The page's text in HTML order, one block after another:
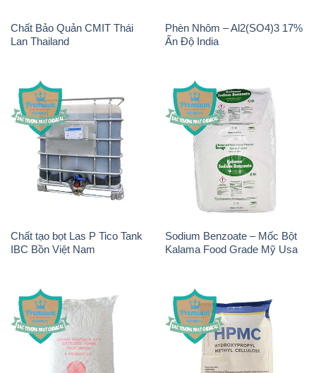
Chất Bảo Quản CMIT Thái
Lan Thailand
Phèn Nhôm – Al2(SO4)3 17%
Ấn Độ India
Chất tạo bọt Las P Tico Tank
IBC Bồn Việt Nam
Sodium Benzoate – Mốc Bột
Kalama Food Grade Mỹ Usa